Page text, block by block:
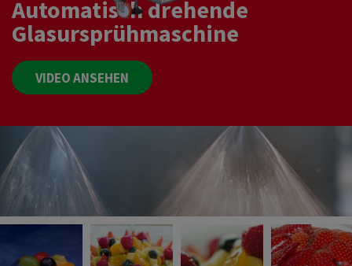
Automatisch drehende
Glasursprühmaschine
VIDEO ANSEHEN